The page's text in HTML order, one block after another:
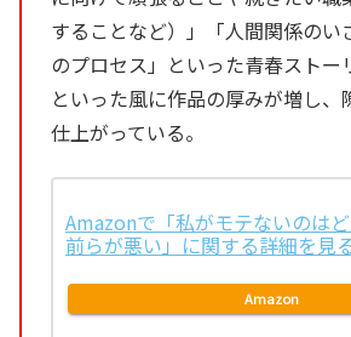
することなど）」「人間関係のい
のプロセス」といった青春ストー
といった風に作品の厚みが増し、
仕上がっている。
Amazonで「私がモテないのは
前らが悪い」に関する詳細を見
Amazon